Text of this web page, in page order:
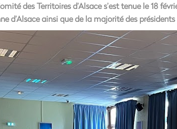
des Territoires d’Alsace s’est tenue le 18
d’Alsace ainsi que de la majorité des